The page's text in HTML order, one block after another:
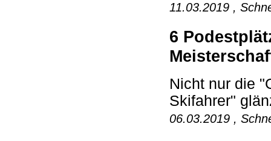
11.03.2019 ,
6
Nicht nur die
Skifahrer"
06.03.2019 ,